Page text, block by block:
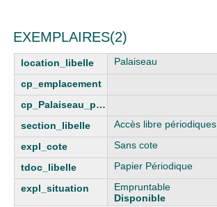
EXEMPLAIRES(2)
Palaiseau
Accès libre périodiques
Sans cote
Papier Périodique
Empruntable
Disponible